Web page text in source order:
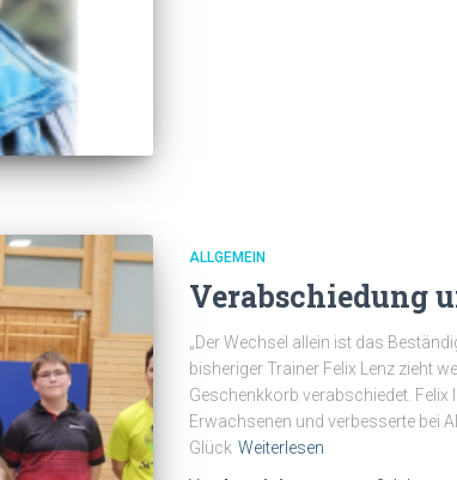
ALLGEMEIN
Verabschiedung
„Der Wechsel allein ist das
bisheriger Trainer Felix Lenz zieht
Geschenkkorb verabschiedet.
Erwachsenen und verbesserte bei
Glück Weiterlesen